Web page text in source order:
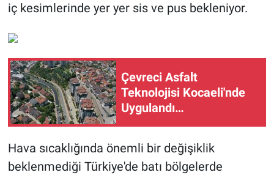
iç kesimlerinde yer yer sis ve pus bekleniyor.
Çevreci Asfalt
Teknolojisi Kocaeli'nde
Uygulandı…
Hava sıcaklığında önemli bir değişiklik
beklenmediği Türkiye'de batı bölgelerde